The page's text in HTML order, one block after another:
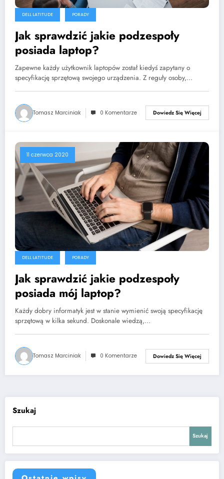
DELL LATITUDE PORADY
Jak sprawdzić jakie podzespoły
posiada laptop?
Zapewne każdy użytkownik laptopów został kiedyś zapytany o
specyfikację sprzętową swojego urządzenia. Z reguły osoby,…
Tomasz Marciniak 0 Komentarze Dowiedz Się Więcej
11 czerwca 2020
DELL LATITUDE PORADY
Jak sprawdzić jakie podzespoły
posiada mój laptop?
Każdy dobry informatyk jest w stanie wymienić swoją specyfikację
sprzętową w kilka sekund. Doskonale wiedzą,…
Tomasz Marciniak 0 Komentarze Dowiedz Się Więcej
Szukaj
Szukaj